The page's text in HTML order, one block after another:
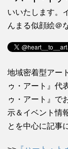
いいたします。
んまる似顔絵＠
地域密着型アー
ゥ・アート』代
ゥ・アート』で
示＆イベント情
とを中心に記事